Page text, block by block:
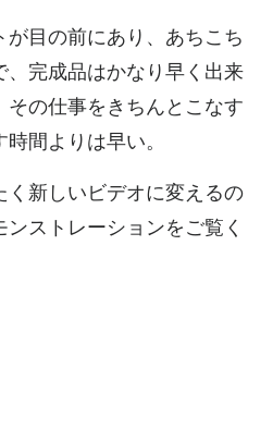
目の前にあり、あちこち
、完成品はかなり早く出来
その仕事をきちんとこなす
間よりは早い。
く新しいビデオに変えるの
ストレーションをご覧く